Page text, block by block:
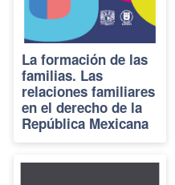
La formación de las
familias. Las
relaciones familiares
en el derecho de la
República Mexicana